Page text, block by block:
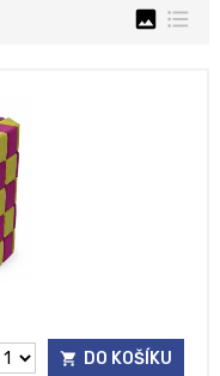
image format_list_bulleted
DO KOŠÍKU